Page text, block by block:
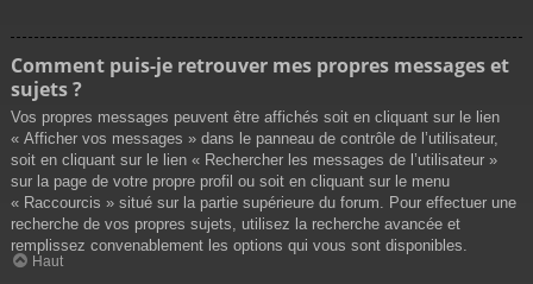
Comment puis-je retrouver mes propres messages et
sujets ?
Vos propres messages peuvent être affichés soit en cliquant sur le lien
« Afficher vos messages » dans le panneau de contrôle de l’utilisateur,
soit en cliquant sur le lien « Rechercher les messages de l’utilisateur »
sur la page de votre propre profil ou soit en cliquant sur le menu
« Raccourcis » situé sur la partie supérieure du forum. Pour effectuer une
recherche de vos propres sujets, utilisez la recherche avancée et
remplissez convenablement les options qui vous sont disponibles.
Haut